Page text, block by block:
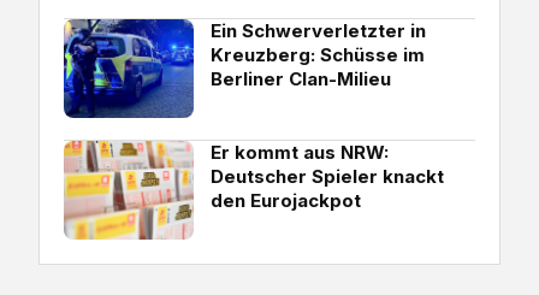
Ein Schwerverletzter in
Kreuzberg: Schüsse im
Berliner Clan-Milieu
Er kommt aus NRW:
Deutscher Spieler knackt
den Eurojackpot